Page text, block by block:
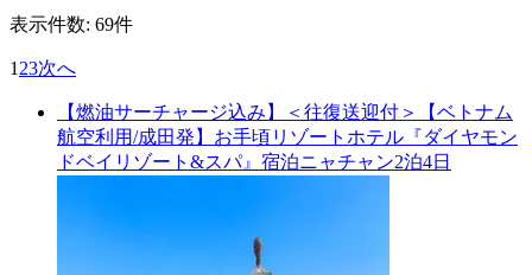
表示件数: 69件
1 23次へ
【燃油サーチャージ込み】＜往復送迎付＞【ベトナム
航空利用/成田発】お手頃リゾートホテル『ダイヤモン
ドベイリゾート&スパ』宿泊ニャチャン2泊4日